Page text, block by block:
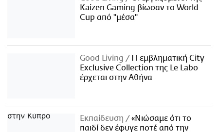
Kaizen Gaming βίωσαν το World
Cup από "μέσα"
Good Living
Η εμβληματική City
Exclusive Collection της Le Labo
έρχεται στην Αθήνα
Εκπαίδευση
«Νιώσαμε ότι το
παιδί δεν έφυγε ποτέ από την